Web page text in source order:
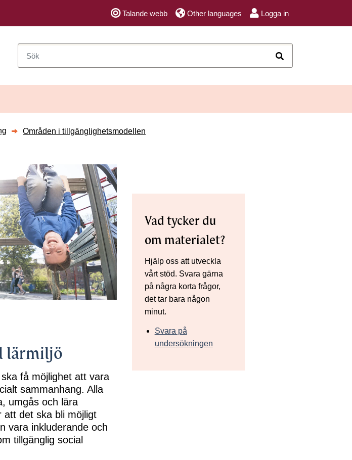
Talande webb Other languages Logga in
i lärandet
Områden i tillgänglighetsmodellen
lärmiljö
få möjlighet att vara
sammanhang. Alla
umgås och lära
att det ska bli möjligt
vara inkluderande och
tillgänglig social
Vad tycker du
om materialet?
Hjälp oss att utveckla
vårt stöd. Svara gärna
på några korta frågor,
det tar bara någon
minut.
Svara på
undersökningen